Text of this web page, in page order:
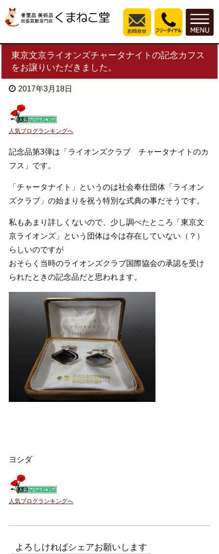
東京文京ライオンズチャータナイトの記念カフス
をお譲りいただきました。
2017年3月18日
人気ブログランキングへ
記念品第3弾は「ライオンズクラブ チャータナイトのカ
フス」です。
「チャータナイト」というのは社会奉仕団体「ライオン
ズクラブ」の始まりを祝う特別な式典の事だそうです。
私もあまり詳しくないので、少し調べたところ「東京文
京ライオンズ」という団体は今は存在していない（？）
らしいのですが
おそらく当時のライオンズクラブ国際協会の承認を受け
られたときの記念品だと思われます。
ヨシダ
人気ブログランキングへ
よろしければシェアお願いします